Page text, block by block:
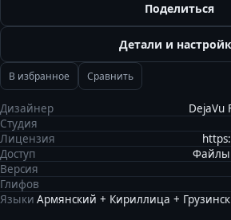
Поделиться
Детали и
В избранное Сравнить
Дизайнер
DejaVu
Студия
Лицензия
Доступ
Файлы
Версия
Глифов
Языки Армянский + Кириллица +